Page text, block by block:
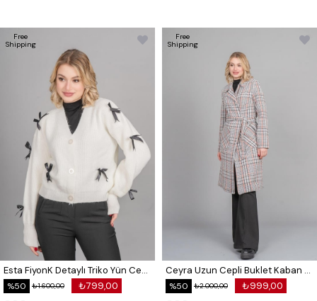
Esta FiyonK Detaylı Triko Yün Ceket Hırka 25507
₺799,00
₺1.600,00
%50
Free
Shipping
Ceyra Uzun Cepli Buklet Kaban 2632
₺999,00
₺2.000,00
%50
Free
Shipping